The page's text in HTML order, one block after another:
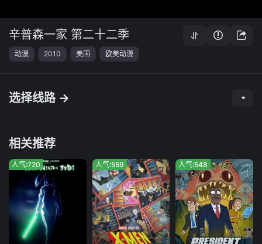
辛普森一家 第二十二季
动漫 2010 美国 欧美动漫
选择线路 →
相关推荐
人气:720 人气:559 人气:548